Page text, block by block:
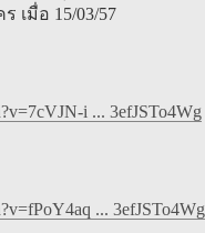
เมื่อ 15/03/57
i ... 3efJSTo4Wg
... 3efJSTo4Wg